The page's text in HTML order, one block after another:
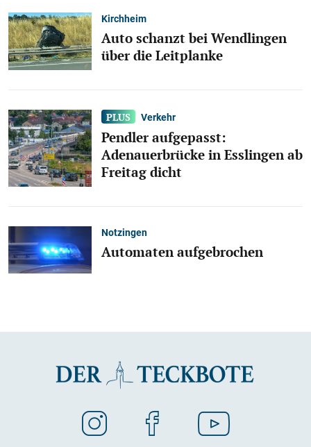
Kirchheim
Auto schanzt bei Wendlingen
über die Leitplanke
Verkehr
Pendler aufgepasst:
Adenauerbrücke in Esslingen ab
Freitag dicht
Notzingen
Automaten aufgebrochen